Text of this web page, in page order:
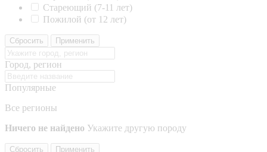
Стареющий (7-11 лет)
Пожилой (от 12 лет)
Сбросить Применить
Город, регион
Популярные
Все регионы
Ничего не найдено Укажите другую породу
Сбросить
Применить